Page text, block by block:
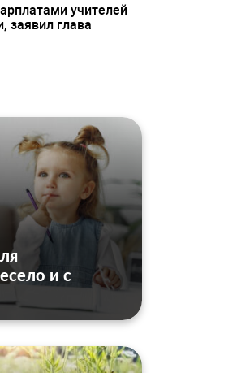
учителей
заявил глава
и с